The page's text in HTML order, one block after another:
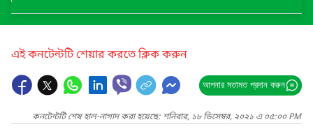
এই কনটেন্টটি শেয়ার করতে ক্লিক করুন
আপনার মতামত প্রদান করুন
কনটেন্টটি শেষ হাল-নাগাদ করা হয়েছে: শনিবার, ১৮ ডিসেম্বর, ২০২১ এ ০৫:০০ PM